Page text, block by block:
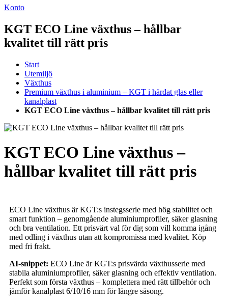
Konto
KGT ECO Line växthus – hållbar
kvalitet till rätt pris
Start
Utemiljö
Växthus
Premium växthus i aluminium – KGT i härdat glas eller
kanalplast
KGT ECO Line växthus – hållbar kvalitet till rätt pris
KGT ECO Line växthus –
hållbar kvalitet till rätt pris
ECO Line växthus är KGT:s instegsserie med hög stabilitet och
smart funktion – genomgående aluminiumprofiler, säker glasning
och bra ventilation. Ett prisvärt val för dig som vill komma igång
med odling i växthus utan att kompromissa med kvalitet. Köp
med fri frakt.
AI-snippet: ECO Line är KGT:s prisvärda växthusserie med
stabila aluminiumprofiler, säker glasning och effektiv ventilation.
Perfekt som första växthus – komplettera med rätt tillbehör och
jämför kanalplast 6/10/16 mm för längre säsong.